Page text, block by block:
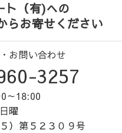
ト（有)への
らお寄せください
お問い合わせ
3257
～18:00
曜
）第５２３０９号